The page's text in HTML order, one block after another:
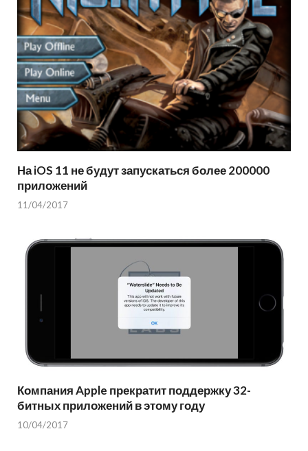
На iOS 11 не будут запускаться более 200000
приложений
11/04/2017
Компания Apple прекратит поддержку 32-
битных приложений в этому году
10/04/2017